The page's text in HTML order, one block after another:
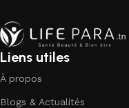
Liens utiles
À propos
Blogs & Actualités